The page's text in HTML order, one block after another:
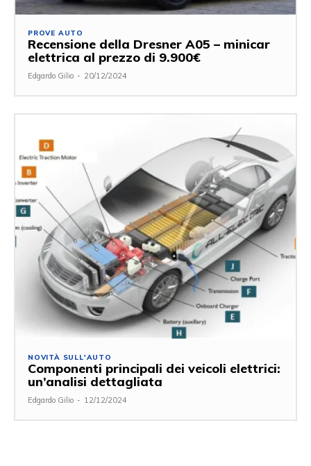
PROVE AUTO
Recensione della Dresner A05 – minicar
elettrica al prezzo di 9.900€
Edgardo Gilio - 20/12/2024
NOVITÀ SULL'AUTO
Componenti principali dei veicoli elettrici:
un’analisi dettagliata
Edgardo Gilio - 12/12/2024